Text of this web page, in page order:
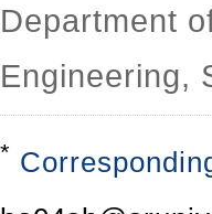
Department
Engineering,
*